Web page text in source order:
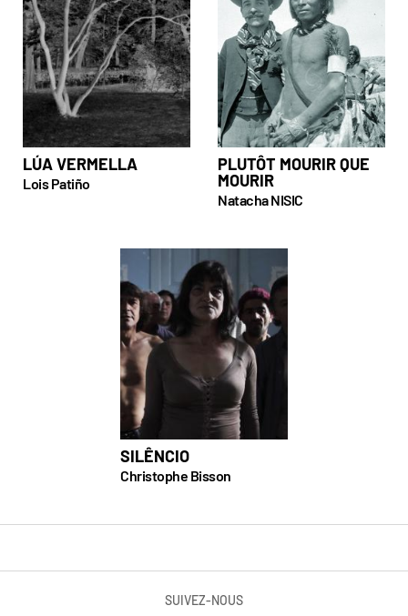
LÚA VERMELLA
Lois Patiño
PLUTÔT MOURIR QUE
MOURIR
Natacha NISIC
SILÊNCIO
Christophe Bisson
SUIVEZ-NOUS